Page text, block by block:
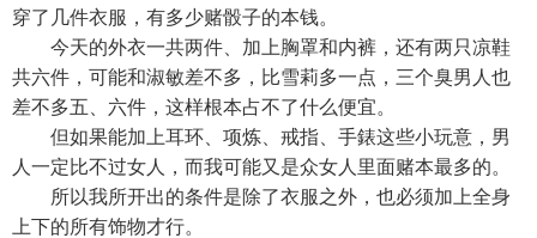
穿了几件衣服，有多少赌骰子的本钱。
今天的外衣一共两件、加上胸罩和内裤，还有两只凉鞋
共六件，可能和淑敏差不多，比雪莉多一点，三个臭男人也
差不多五、六件，这样根本占不了什么便宜。
但如果能加上耳环、项炼、戒指、手錶这些小玩意，男
人一定比不过女人，而我可能又是众女人里面赌本最多的。
所以我所开出的条件是除了衣服之外，也必须加上全身
上下的所有饰物才行。